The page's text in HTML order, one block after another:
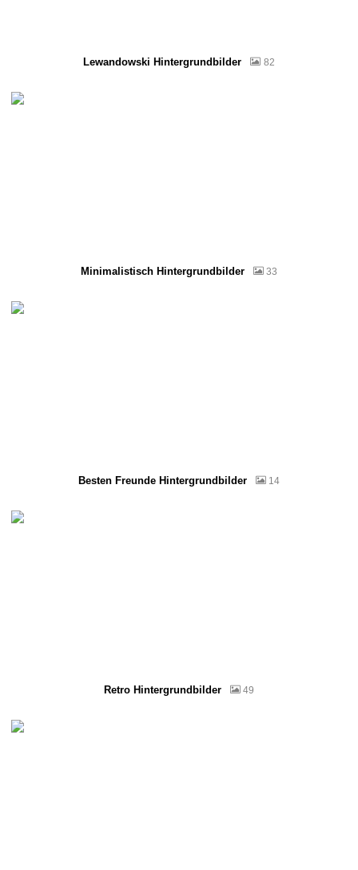
Lewandowski Hintergrundbilder 82
Minimalistisch Hintergrundbilder 33
Besten Freunde Hintergrundbilder 14
Retro Hintergrundbilder 49